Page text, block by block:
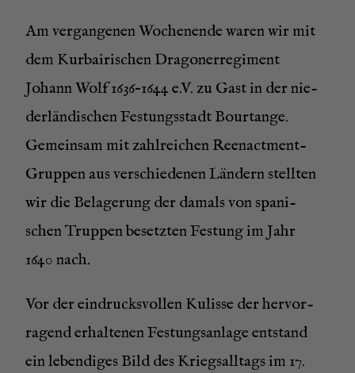
Am ver­gan­ge­nen Wochen­en­de waren wir mit
dem Kur­bai­ri­schen Dra­go­ner­re­gi­ment
Johann Wolf 1636–1644 e.V. zu Gast in der nie­
der­län­di­schen Fes­tungs­stadt Bour­tan­ge.
Gemein­sam mit zahl­rei­chen Ree­nact­ment-
Grup­pen aus ver­schie­de­nen Län­dern stell­ten
wir die Bela­ge­rung der damals von spa­ni­
schen Trup­pen besetz­ten Fes­tung im Jahr
1640 nach.
Vor der ein­drucks­vol­len Kulis­se der her­vor­
ra­gend erhal­te­nen Fes­tungs­an­la­ge ent­stand
ein leben­di­ges Bild des Kriegs­all­tags im 17.